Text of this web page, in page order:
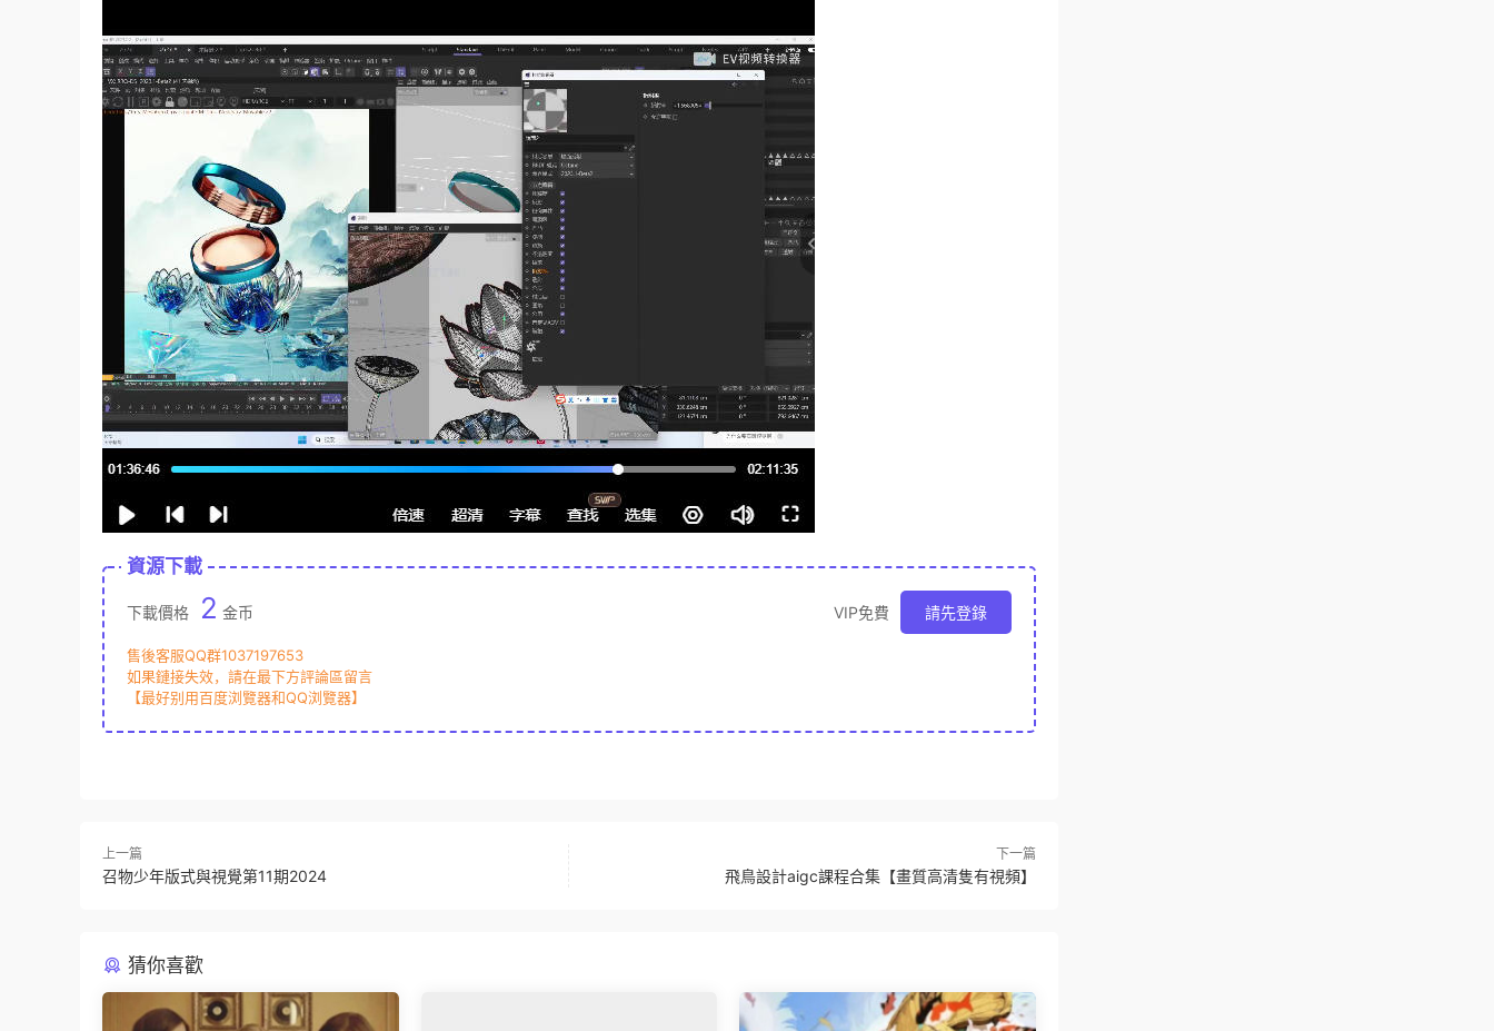
資源下載
下載價格 2 金币 VIP免費 請先登錄
售後客服QQ群1037197653
如果鏈接失效，請在最下方評論區留言
【最好别用百度浏覽器和QQ浏覽器】
上一篇
召物少年版式與視覺第11期2024
下一篇
飛鳥設計aigc課程合集【畫質高清隻有視頻】
猜你喜歡